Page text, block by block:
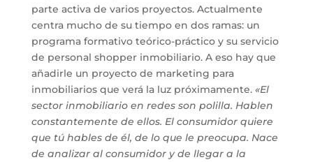
parte activa de varios proyectos. Actualmente
centra mucho de su tiempo en dos ramas: un
programa formativo teórico-práctico y su servicio
de personal shopper inmobiliario. A eso hay que
añadirle un proyecto de marketing para
inmobiliarios que verá la luz próximamente. «El
sector inmobiliario en redes son polilla. Hablen
constantemente de ellos. El consumidor quiere
que tú hables de él, de lo que le preocupa. Nace
de analizar al consumidor y de llegar a la